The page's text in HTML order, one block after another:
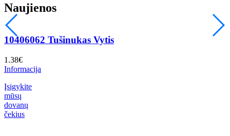
Naujienos
10406062 Tušinukas Vytis
1.38€
Informacija
Įsigykite
mūsų
dovanų
čekius